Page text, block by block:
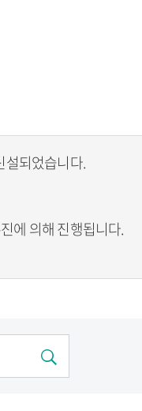
설되었습니다.
에 의해 진행됩니다.